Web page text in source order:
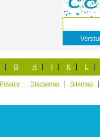
G H K L
Privacy Disclaimer
Sitemap